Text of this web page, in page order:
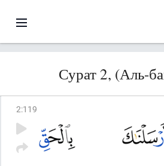
Сурат 2, (Аль-
2:119